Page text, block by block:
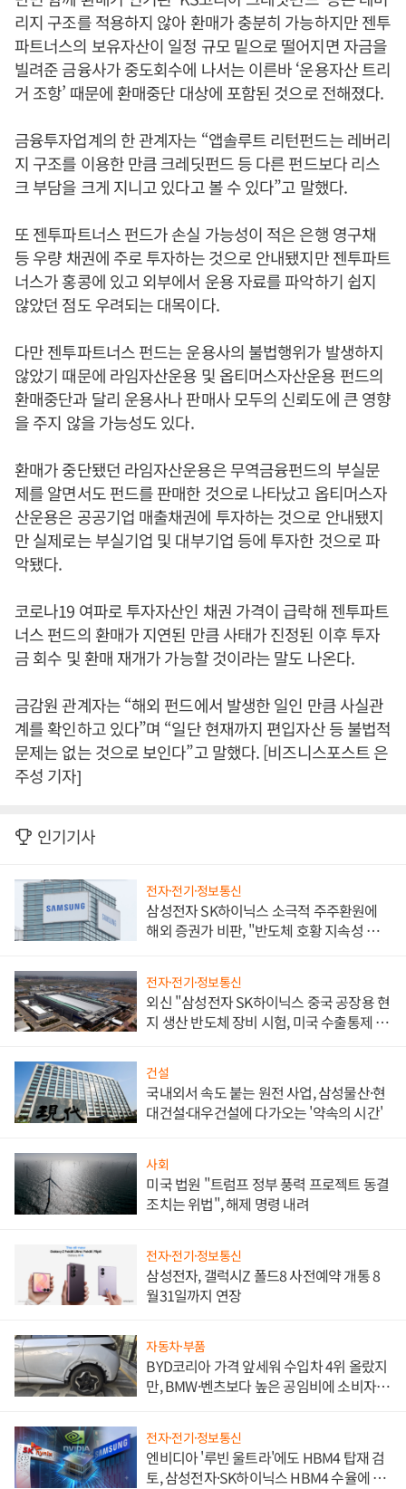
리지 구조를 적용하지 않아 환매가 충분히 가능하지만 젠투
파트너스의 보유자산이 일정 규모 밑으로 떨어지면 자금을
빌려준 금융사가 중도회수에 나서는 이른바 ‘운용자산 트리
거 조항’ 때문에 환매중단 대상에 포함된 것으로 전해졌다.
금융투자업계의 한 관계자는 “앱솔루트 리턴펀드는 레버리
지 구조를 이용한 만큼 크레딧펀드 등 다른 펀드보다 리스
크 부담을 크게 지니고 있다고 볼 수 있다”고 말했다.
또 젠투파트너스 펀드가 손실 가능성이 적은 은행 영구채
등 우량 채권에 주로 투자하는 것으로 안내됐지만 젠투파트
너스가 홍콩에 있고 외부에서 운용 자료를 파악하기 쉽지
않았던 점도 우려되는 대목이다.
다만 젠투파트너스 펀드는 운용사의 불법행위가 발생하지
않았기 때문에 라임자산운용 및 옵티머스자산운용 펀드의
환매중단과 달리 운용사나 판매사 모두의 신뢰도에 큰 영향
을 주지 않을 가능성도 있다.
환매가 중단됐던 라임자산운용은 무역금융펀드의 부실문
제를 알면서도 펀드를 판매한 것으로 나타났고 옵티머스자
산운용은 공공기업 매출채권에 투자하는 것으로 안내됐지
만 실제로는 부실기업 및 대부기업 등에 투자한 것으로 파
악됐다.
코로나19 여파로 투자자산인 채권 가격이 급락해 젠투파트
너스 펀드의 환매가 지연된 만큼 사태가 진정된 이후 투자
금 회수 및 환매 재개가 가능할 것이라는 말도 나온다.
금감원 관계자는 “해외 펀드에서 발생한 일인 만큼 사실관
계를 확인하고 있다”며 “일단 현재까지 편입자산 등 불법적
문제는 없는 것으로 보인다”고 말했다. [비즈니스포스트 은
주성 기자]
인기기사
전자·전기·정보통신
삼성전자 SK하이닉스 소극적 주주환원에
해외 증권가 비판, "반도체 호황 지속성 의
전자·전기·정보통신
외신 "삼성전자 SK하이닉스 중국 공장용 현
지 생산 반도체 장비 시험, 미국 수출통제 대
건설
국내외서 속도 붙는 원전 사업, 삼성물산·현
대건설·대우건설에 다가오는 '약속의 시간'
사회
미국 법원 "트럼프 정부 풍력 프로젝트 동결
조치는 위법", 해제 명령 내려
전자·전기·정보통신
삼성전자, 갤럭시Z 폴드8 사전예약 개통 8
월31일까지 연장
자동차·부품
BYD코리아 가격 앞세워 수입차 4위 올랐지
만, BMW·벤츠보다 높은 공임비에 소비자
전자·전기·정보통신
엔비디아 '루빈 울트라'에도 HBM4 탑재 검
토, 삼성전자·SK하이닉스 HBM4 수율에 주